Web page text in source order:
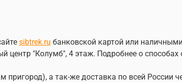
sibtrek.ru банковской картой или
центр "Колумб", 4 этаж. Подробнее о
а так-же доставка по всей России